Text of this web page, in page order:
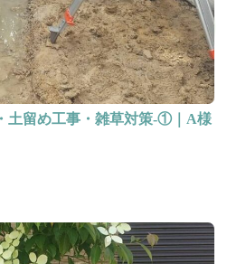
土留め工事・雑草対策-①｜A様